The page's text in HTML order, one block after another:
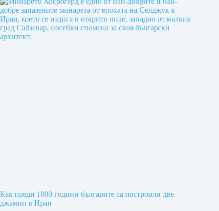
Как преди 1000 години българите са построили две
джамии в Иран